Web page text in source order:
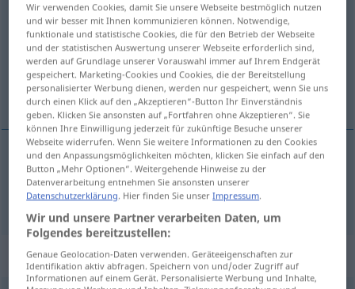
<plsinovi, sini>
Übersicht aller Übersetzungen
(Für mehr Details die Übersetzung anklicken/antippen)
Sohn
Sohnm sin
Beispielsätze für "sin"
Wir verwenden Cookies, damit Sie unsere Webseite bestmöglich nutzen
und wir besser mit Ihnen kommunizieren können. Notwendige,
funktionale und statistische Cookies, die für den Betrieb der Webseite
und der statistischen Auswertung unserer Webseite erforderlich sind,
werden auf Grundlage unserer Vorauswahl immer auf Ihrem Endgerät
gespeichert. Marketing-Cookies und Cookies, die der Bereitstellung
personalisierter Werbung dienen, werden nur gespeichert, wenn Sie uns
durch einen Klick auf den „Akzeptieren“-Button Ihr Einverständnis
geben. Klicken Sie ansonsten auf „Fortfahren ohne Akzeptieren“. Sie
können Ihre Einwilligung jederzeit für zukünftige Besuche unserer
Webseite widerrufen. Wenn Sie weitere Informationen zu den Cookies
und den Anpassungsmöglichkeiten möchten, klicken Sie einfach auf den
Button „Mehr Optionen“. Weitergehende Hinweise zu der
Datenverarbeitung entnehmen Sie ansonsten unserer
Datenschutzerklärung. Hier finden Sie unserImpressum.
Wir und unsere Partner verarbeiten Daten, um
Folgendes bereitzustellen:
Genaue Geolocation-Daten verwenden. Geräteeigenschaften zur
Identifikation aktiv abfragen. Speichern von und/oder Zugriff auf
Informationen auf einem Gerät. Personalisierte Werbung und Inhalte,